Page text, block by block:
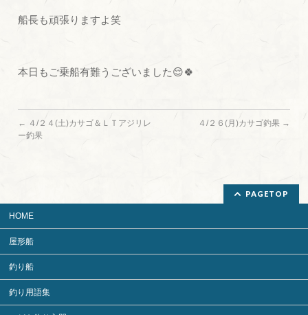
船長も頑張りますよ笑
本日もご乗船有難うございました😌🍀
← ４/２４(土)カサゴ＆ＬＴアジリレ
ー釣果
４/２６(月)カサゴ釣果 →
PAGETOP
HOME
屋形船
釣り船
釣り用語集